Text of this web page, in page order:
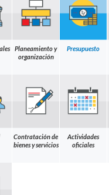
Planeamiento y
organización
Presupuesto
Contratación de
bienes y servicios
Actividades
oficiales